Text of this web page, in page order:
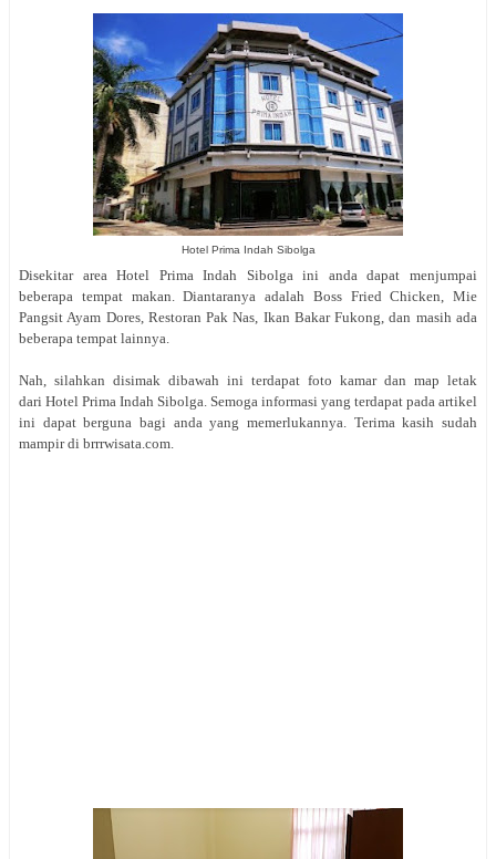
Hotel Prima Indah Sibolga
Disekitar area Hotel Prima Indah Sibolga ini anda dapat menjumpai
beberapa tempat makan. Diantaranya adalah Boss Fried Chicken, Mie
Pangsit Ayam Dores, Restoran Pak Nas, Ikan Bakar Fukong, dan masih ada
beberapa tempat lainnya.
Nah, silahkan disimak dibawah ini terdapat foto kamar dan map letak
dari Hotel Prima Indah Sibolga. Semoga informasi yang terdapat pada artikel
ini dapat berguna bagi anda yang memerlukannya. Terima kasih sudah
mampir di brrrwisata.com.